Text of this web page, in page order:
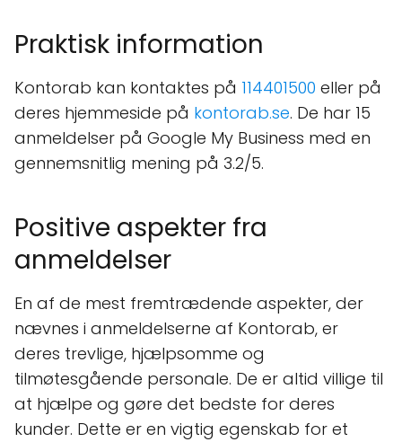
Praktisk information
Kontorab kan kontaktes på 114401500 eller på
deres hjemmeside på kontorab.se. De har 15
anmeldelser på Google My Business med en
gennemsnitlig mening på 3.2/5.
Positive aspekter fra
anmeldelser
En af de mest fremtrædende aspekter, der
nævnes i anmeldelserne af Kontorab, er
deres trevlige, hjælpsomme og
tilmøtesgående personale. De er altid villige til
at hjælpe og gøre det bedste for deres
kunder. Dette er en vigtig egenskab for et